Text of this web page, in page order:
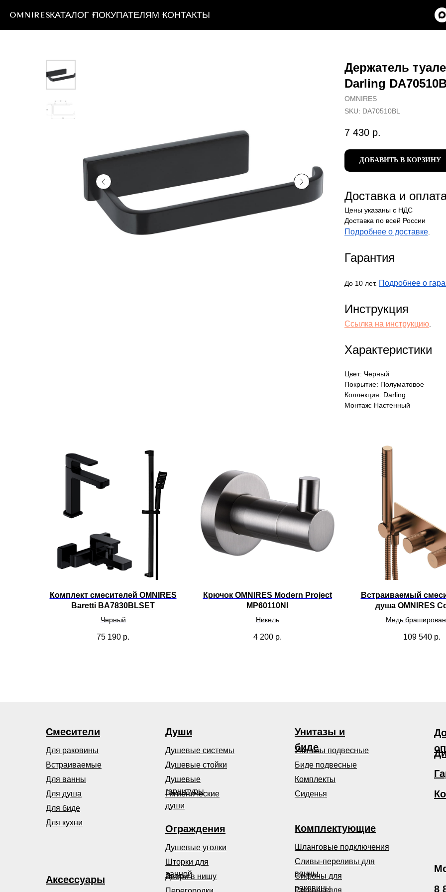
КАТАЛОГ ПОКУПАТЕЛЯМ КОНТАКТЫ
Держатель
Darling
OMNIRES
SKU: DA70510BL
7 430 р.
ДОБАВИТЬ В КОРЗИНУ
Доставка и
Цены указаны с НДС
Доставка по всей России
Подробнее о доставке.
Гарантия
До 10 лет. Подробнее о
Инструкция
Ссылка на инструкцию.
Характеристики
Цвет: Черный
Покрытие: Полуматовое
Коллекция: Darling
Монтаж: Настенный
Комплект смесителей OMNIRES
Baretti BA7830BLSET
Черный
75 190 р.
Крючок OMNIRES Modern Project
MP60110NI
Никель
4 200 р.
Встраиваемый
душа OMNIRES
CT8035/1CPB
Медь
109 540 р.
Смесители Души
Душевые
гарнитуры
Душевые системы
Гигиенические
души
Сливы-переливы для
ванны
Шланговые подключения
Сифоны для
раковины
Унитазы и
биде
Унитазы подвесные
Биде подвесные
Комплекты
Встраиваемые
Для биде
Для ванны
Для душа
Для раковины
Для кухни
Ограждения
Душевые уголки
Шторки для
ванной
Двери в нишу
Аксессуары
Комплектующие
8
Душевые стойки
Сиденья